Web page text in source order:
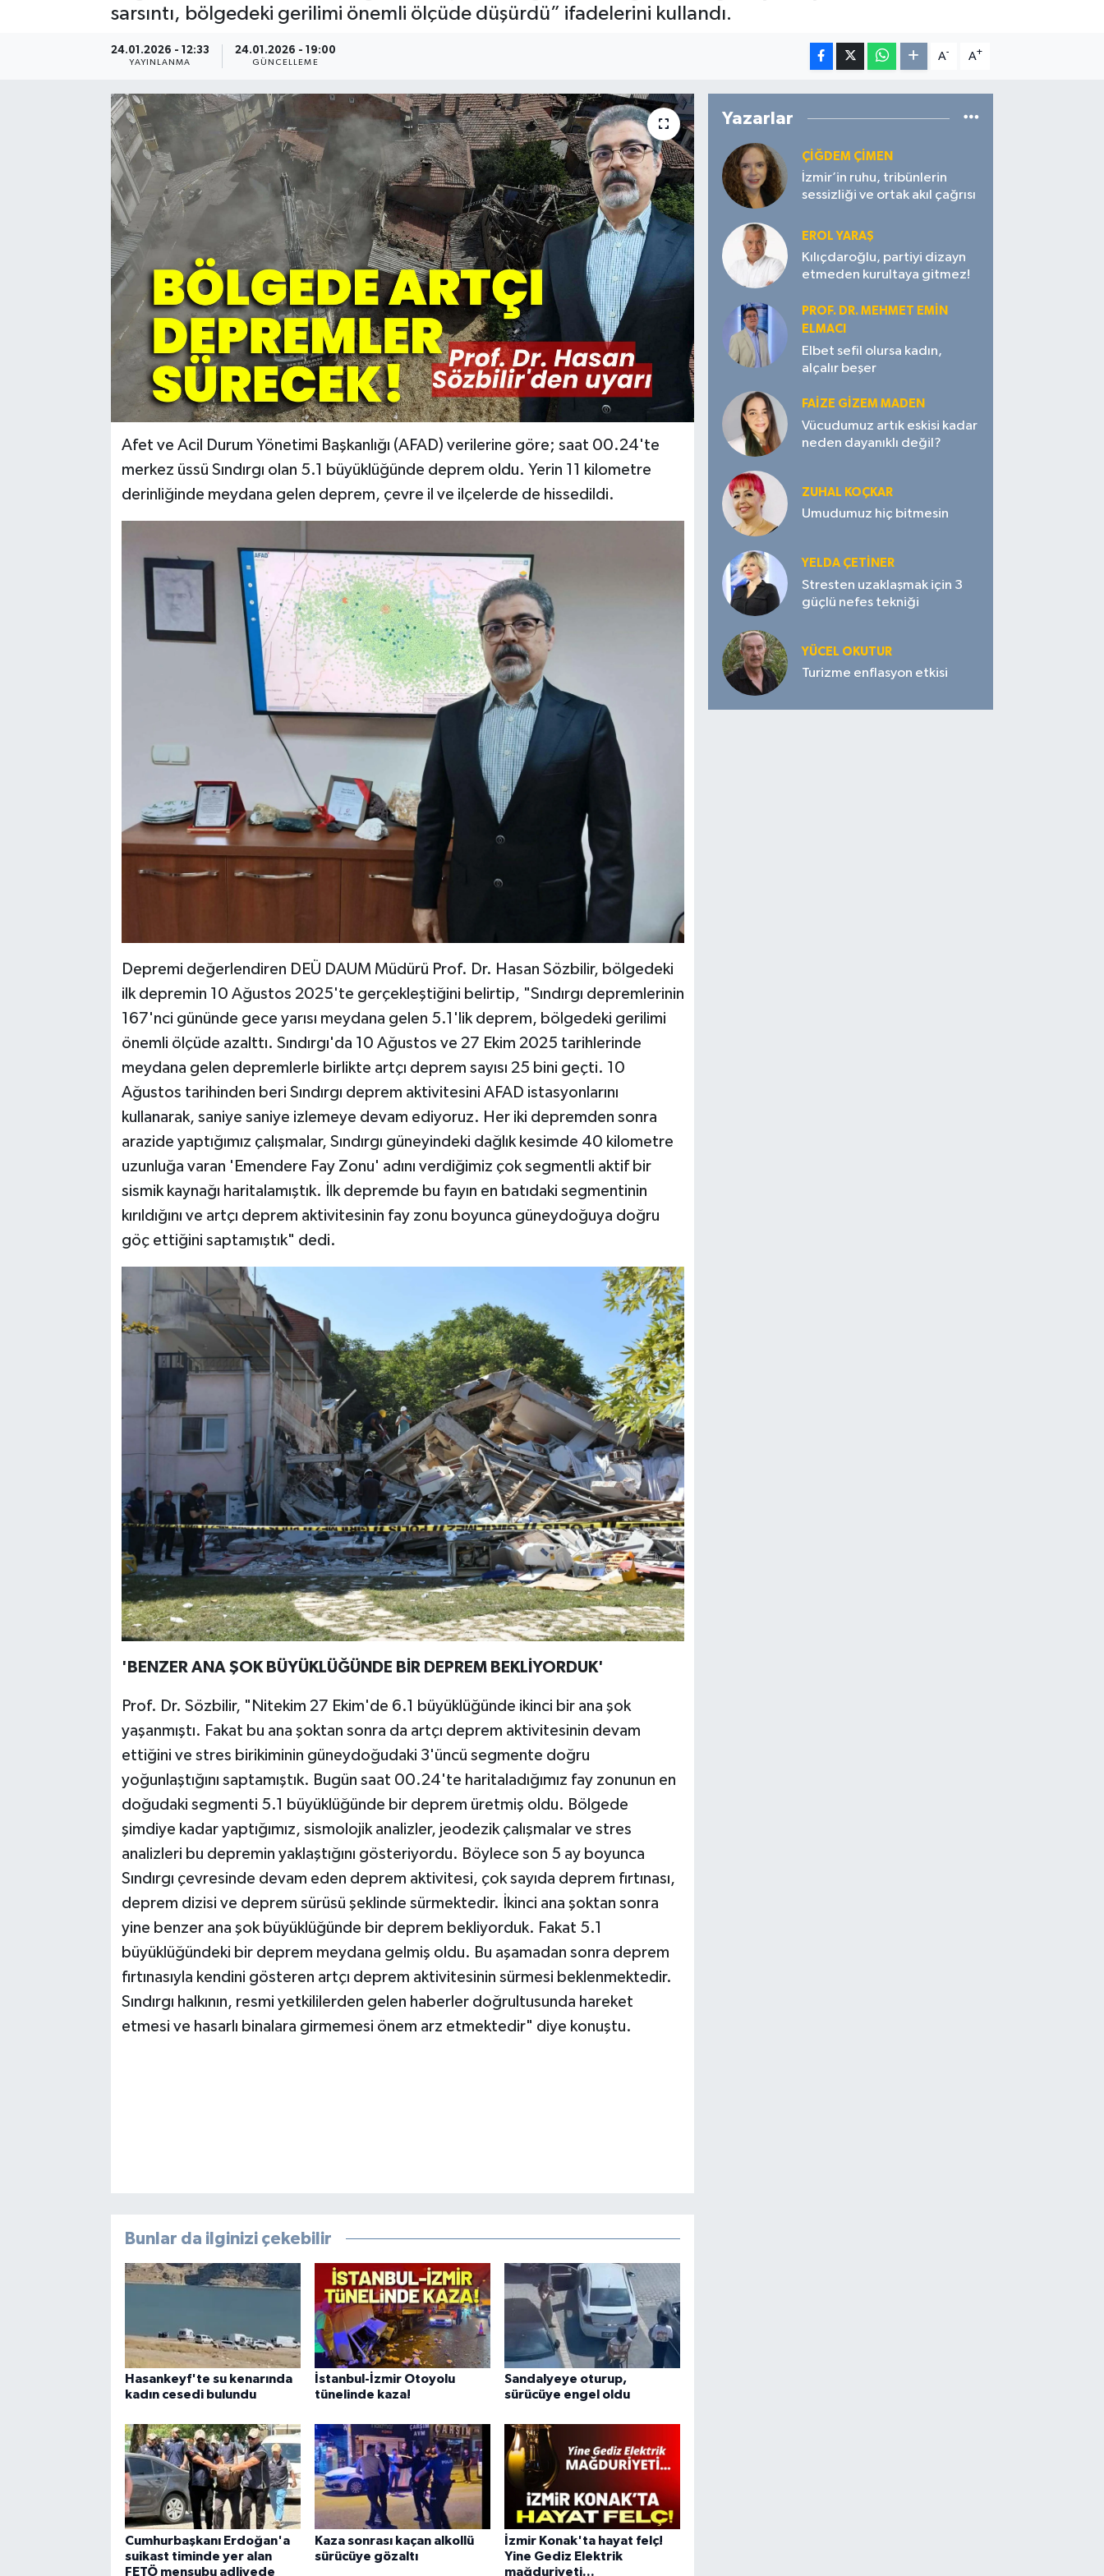
sarsıntı, bölgedeki gerilimi önemli ölçüde düşürdü” ifadelerini kullandı.
24.01.2026 - 12:33
YAYINLANMA
24.01.2026 - 19:00
GÜNCELLEME
A- A+
Afet ve Acil Durum Yönetimi Başkanlığı (AFAD) verilerine göre; saat 00.24'te
merkez üssü Sındırgı olan 5.1 büyüklüğünde deprem oldu. Yerin 11 kilometre
derinliğinde meydana gelen deprem, çevre il ve ilçelerde de hissedildi.
Depremi değerlendiren DEÜ DAUM Müdürü Prof. Dr. Hasan Sözbilir, bölgedeki
ilk depremin 10 Ağustos 2025'te gerçekleştiğini belirtip, "Sındırgı depremlerinin
167'nci gününde gece yarısı meydana gelen 5.1'lik deprem, bölgedeki gerilimi
önemli ölçüde azalttı. Sındırgı'da 10 Ağustos ve 27 Ekim 2025 tarihlerinde
meydana gelen depremlerle birlikte artçı deprem sayısı 25 bini geçti. 10
Ağustos tarihinden beri Sındırgı deprem aktivitesini AFAD istasyonlarını
kullanarak, saniye saniye izlemeye devam ediyoruz. Her iki depremden sonra
arazide yaptığımız çalışmalar, Sındırgı güneyindeki dağlık kesimde 40 kilometre
uzunluğa varan 'Emendere Fay Zonu' adını verdiğimiz çok segmentli aktif bir
sismik kaynağı haritalamıştık. İlk depremde bu fayın en batıdaki segmentinin
kırıldığını ve artçı deprem aktivitesinin fay zonu boyunca güneydoğuya doğru
göç ettiğini saptamıştık" dedi.
'BENZER ANA ŞOK BÜYÜKLÜĞÜNDE BİR DEPREM BEKLİYORDUK'
Prof. Dr. Sözbilir, "Nitekim 27 Ekim'de 6.1 büyüklüğünde ikinci bir ana şok
yaşanmıştı. Fakat bu ana şoktan sonra da artçı deprem aktivitesinin devam
ettiğini ve stres birikiminin güneydoğudaki 3'üncü segmente doğru
yoğunlaştığını saptamıştık. Bugün saat 00.24'te haritaladığımız fay zonunun en
doğudaki segmenti 5.1 büyüklüğünde bir deprem üretmiş oldu. Bölgede
şimdiye kadar yaptığımız, sismolojik analizler, jeodezik çalışmalar ve stres
analizleri bu depremin yaklaştığını gösteriyordu. Böylece son 5 ay boyunca
Sındırgı çevresinde devam eden deprem aktivitesi, çok sayıda deprem fırtınası,
deprem dizisi ve deprem sürüsü şeklinde sürmektedir. İkinci ana şoktan sonra
yine benzer ana şok büyüklüğünde bir deprem bekliyorduk. Fakat 5.1
büyüklüğündeki bir deprem meydana gelmiş oldu. Bu aşamadan sonra deprem
fırtınasıyla kendini gösteren artçı deprem aktivitesinin sürmesi beklenmektedir.
Sındırgı halkının, resmi yetkililerden gelen haberler doğrultusunda hareket
etmesi ve hasarlı binalara girmemesi önem arz etmektedir" diye konuştu.
Bunlar da ilginizi çekebilir
Hasankeyf'te su kenarında
kadın cesedi bulundu
İstanbul-İzmir Otoyolu
tünelinde kaza!
Sandalyeye oturup,
sürücüye engel oldu
Cumhurbaşkanı Erdoğan'a
suikast timinde yer alan
FETÖ mensubu adliyede
Kaza sonrası kaçan alkollü
sürücüye gözaltı
İzmir Konak'ta hayat felç!
Yine Gediz Elektrik
mağduriyeti...
Yazarlar
ÇIĞDEM ÇIMEN
İzmir’in ruhu, tribünlerin
sessizliği ve ortak akıl çağrısı
EROL YARAŞ
Kılıçdaroğlu, partiyi dizayn
etmeden kurultaya gitmez!
PROF. DR. MEHMET EMIN
ELMACI
Elbet sefil olursa kadın,
alçalır beşer
FAIZE GIZEM MADEN
Vücudumuz artık eskisi kadar
neden dayanıklı değil?
ZUHAL KOÇKAR
Umudumuz hiç bitmesin
YELDA ÇETİNER
Stresten uzaklaşmak için 3
güçlü nefes tekniği
YÜCEL OKUTUR
Turizme enflasyon etkisi